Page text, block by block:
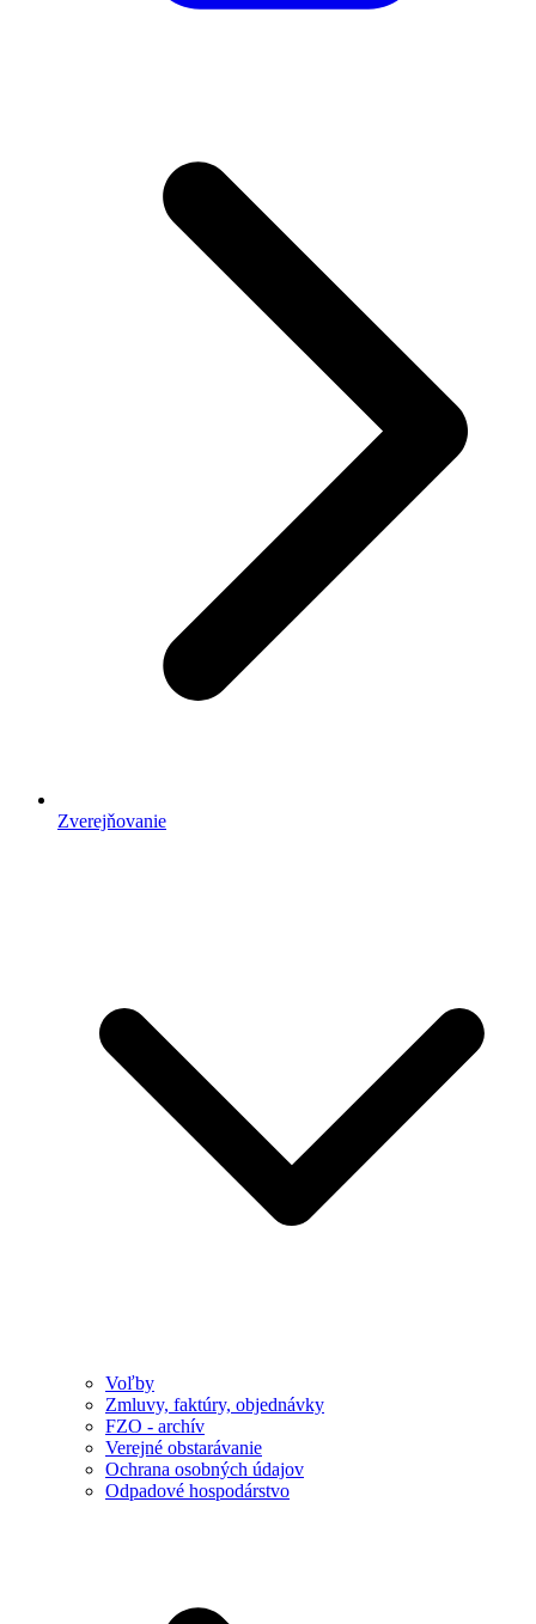
Zverejňovanie
Voľby
Zmluvy, faktúry, objednávky
FZO - archív
Verejné obstarávanie
Ochrana osobných údajov
Odpadové hospodárstvo